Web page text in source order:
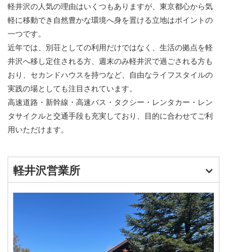
軽井沢の人気の理由はいくつもありますが、東京都心から気
軽に移動でき自然豊かな環境へ身を置ける立地はポイントの
一つです。
近年では、別荘としての利用だけではなく、生活の拠点を軽
井沢へ移し定住される方、週末のみ軽井沢で過ごされる方も
おり、セカンドハウスを持つなど、自由なライフスタイルの
実践の場としても注目されています。
高速道路・新幹線・高速バス・タクシー・レンタカー・レン
タサイクルと交通手段も充実しており、目的に合わせてご利
用いただけます。
軽井沢営業所